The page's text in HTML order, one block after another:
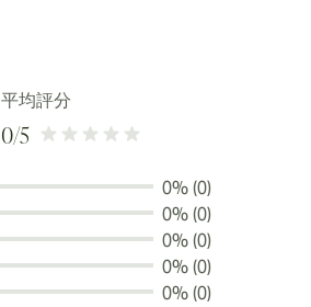
平均評分
0/5
0% (0)
0% (0)
0% (0)
0% (0)
0% (0)